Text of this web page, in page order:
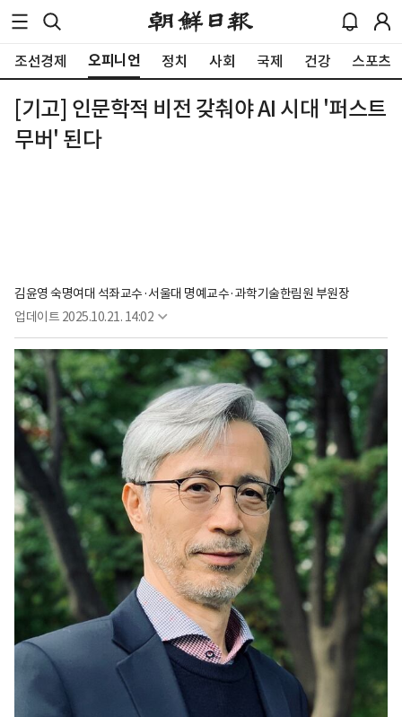
조선경제 오피니언 정치 사회 국제 건강 스포츠
[기고] 인문학적 비전 갖춰야 AI 시대 '퍼스트
무버' 된다
김윤영 숙명여대 석좌교수·서울대 명예교수·과학기술한림원 부원장
업데이트 2025.10.21. 14:02